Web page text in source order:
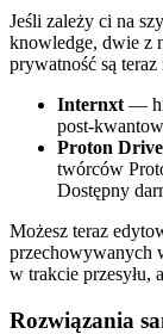
Jeśli zależy ci na
knowledge, dwie z
prywatność są
Internxt —
post-
Proton Drive
twórców
Dostępny
Możesz teraz
przechowywanych
w trakcie przesyłu,
Rozwiązania